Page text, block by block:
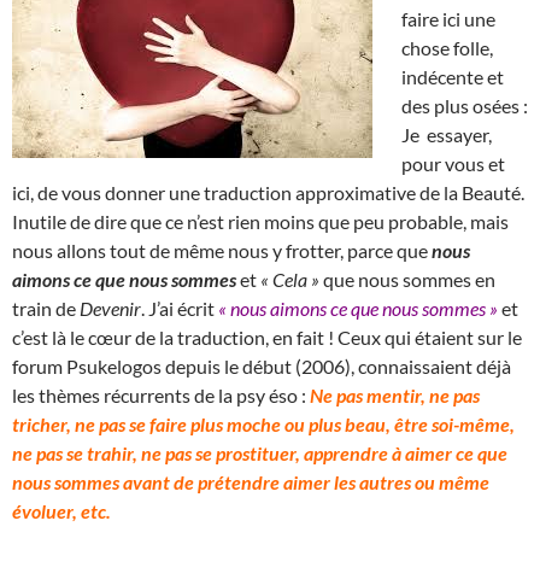
faire ici une
chose folle,
indécente et
des plus osées :
Je essayer,
pour vous et
ici, de vous donner une traduction approximative de la Beauté.
Inutile de dire que ce n’est rien moins que peu probable, mais
nous allons tout de même nous y frotter, parce quenous
aimons ce que nous sommeset « Cela » que nous sommes en
train de Devenir . J’ai écrit « nous aimons ce que nous sommes » et
c’est là le cœur de la traduction, en fait ! Ceux qui étaient sur le
forum Psukelogos depuis le début (2006), connaissaient déjà
les thèmes récurrents de la psy éso : Ne pas mentir, ne pas
tricher, ne pas se faire plus moche ou plus beau, être soi-même,
ne pas se trahir, ne pas se prostituer, apprendre à aimer ce que
nous sommes avant de prétendre aimer les autres ou même
évoluer, etc.